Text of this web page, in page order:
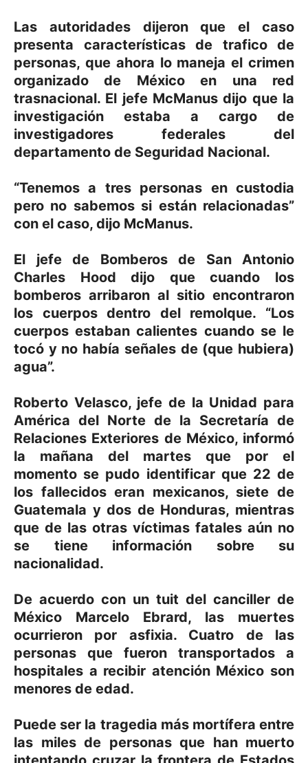
Las autoridades dijeron que el caso
presenta características de trafico de
personas, que ahora lo maneja el crimen
organizado de México en una red
trasnacional. El jefe McManus dijo que la
investigación estaba a cargo de
investigadores federales del
departamento de Seguridad Nacional.
“Tenemos a tres personas en custodia
pero no sabemos si están relacionadas”
con el caso, dijo McManus.
El jefe de Bomberos de San Antonio
Charles Hood dijo que cuando los
bomberos arribaron al sitio encontraron
los cuerpos dentro del remolque. “Los
cuerpos estaban calientes cuando se le
tocó y no había señales de (que hubiera)
agua”.
Roberto Velasco, jefe de la Unidad para
América del Norte de la Secretaría de
Relaciones Exteriores de México, informó
la mañana del martes que por el
momento se pudo identificar que 22 de
los fallecidos eran mexicanos, siete de
Guatemala y dos de Honduras, mientras
que de las otras víctimas fatales aún no
se tiene información sobre su
nacionalidad.
De acuerdo con un tuit del canciller de
México Marcelo Ebrard, las muertes
ocurrieron por asfixia. Cuatro de las
personas que fueron transportados a
hospitales a recibir atención México son
menores de edad.
Puede ser la tragedia más mortífera entre
las miles de personas que han muerto